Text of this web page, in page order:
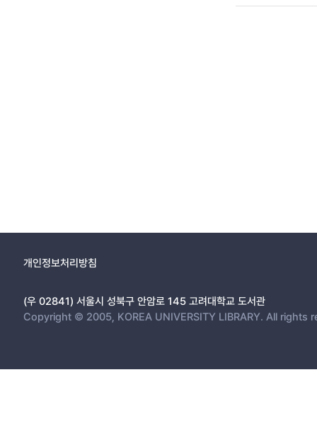
개인정보처리방침
(우 02841) 서울시 성북구 안암로 145 고려대학교 도서관
Copyright © 2005, KOREA UNIVERSITY LIBRARY. All rights